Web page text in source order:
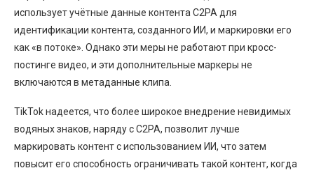
использует учётные данные контента C2PA для
идентификации контента, созданного ИИ, и маркировки его
как «в потоке». Однако эти меры не работают при кросс-
постинге видео, и эти дополнительные маркеры не
включаются в метаданные клипа.
TikTok надеется, что более широкое внедрение невидимых
водяных знаков, наряду с C2PA, позволит лучше
маркировать контент с использованием ИИ, что затем
повысит его способность ограничивать такой контент, когда